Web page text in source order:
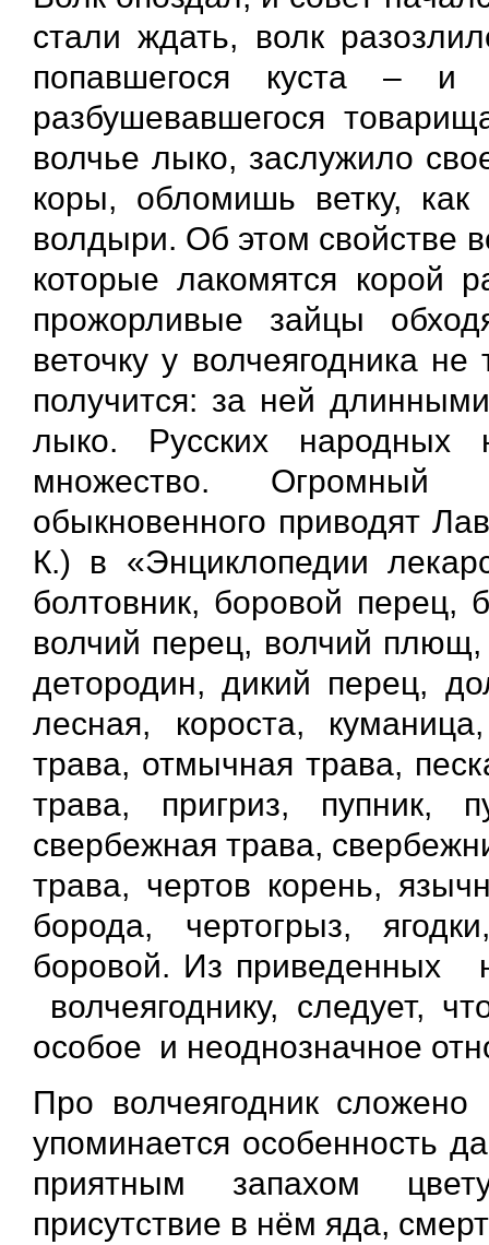
стали ждать, волк
попавшегося куста – и
разбушевавшегося
волчье лыко, заслужило
коры, обломишь ветку,
волдыри. Об этом свойстве
которые лакомятся корой
прожорливые зайцы
веточку у волчеягодника
получится: за ней
лыко. Русских народных
множество. Огромный
обыкновенного приводят
К.) в «Энциклопедии
болтовник, боровой перец,
волчий перец, волчий плющ,
детородин, дикий перец,
лесная, короста,
трава, отмычная трава,
трава, пригриз, пупник,
свербежная трава,
трава, чертов корень,
борода, чертогрыз,
боровой. Из приведенных
волчеягоднику, следует,
особое и неоднозначное
Про волчеягодник
упоминается особенность
приятным запахом
присутствие в нём яда,